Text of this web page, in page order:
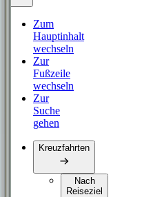
Zum
Hauptinhalt
wechseln
Zur
Fußzeile
wechseln
Zur
Suche
gehen
Kreuzfahrten
Nach
Reiseziel